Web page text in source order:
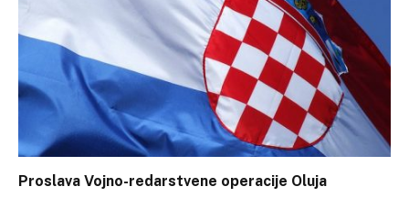
Proslava Vojno-redarstvene operacije Oluja